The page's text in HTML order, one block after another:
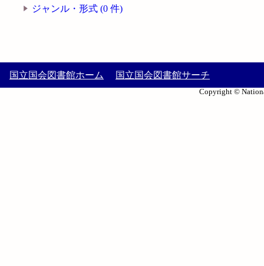
ジャンル・形式 (0 件)
国立国会図書館ホーム 国立国会図書館サーチ
Copyright ©